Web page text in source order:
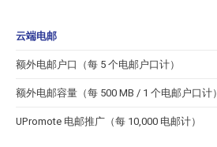
云端电邮
额外电邮户口（每 5 个电邮户口计）
额外电邮容量（每 500 MB / 1 个电邮户口计）
UPromote 电邮推广（每 10,000 电邮计）